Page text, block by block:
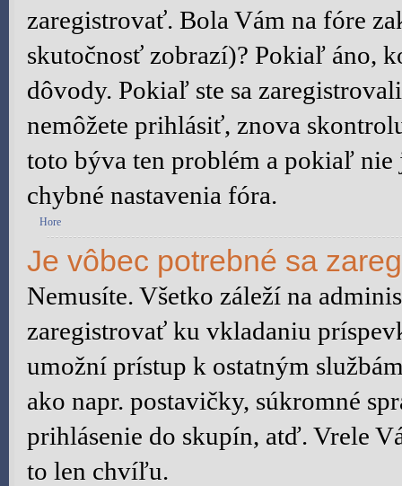
zaregistrovať. Bola Vám na fóre
skutočnosť zobrazí)? Pokiaľ áno,
dôvody. Pokiaľ ste sa
nemôžete prihlásiť, znova
toto býva ten problém a pokiaľ
chybné nastavenia fóra.
Hore
Je vôbec potrebné sa
Nemusíte. Všetko záleží na
zaregistrovať ku vkladaniu
umožní prístup k ostatným
ako napr. postavičky, súkromné
prihlásenie do skupín, atď. Vrele
to len chvíľu.